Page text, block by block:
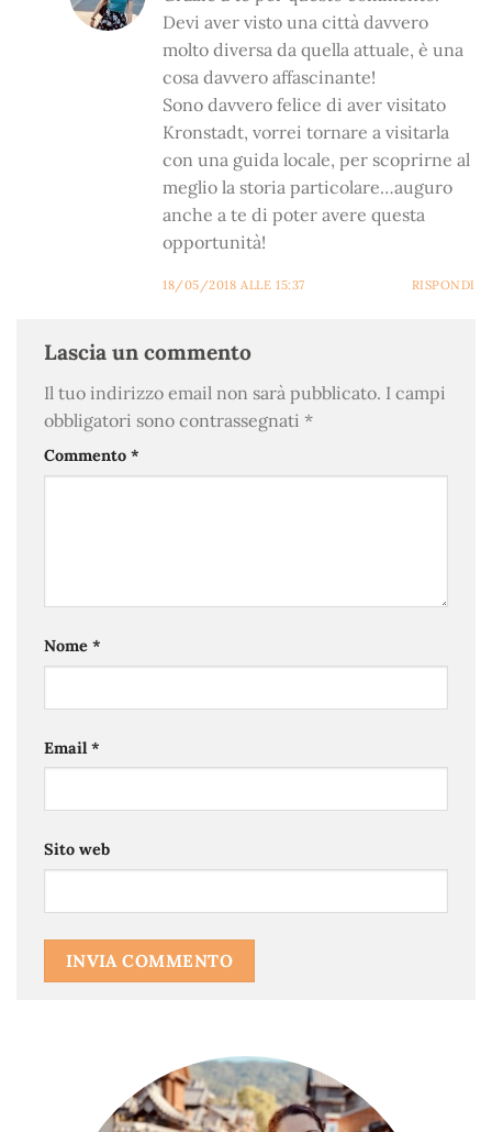
Devi aver visto una città davvero
molto diversa da quella attuale, è una
cosa davvero affascinante!
Sono davvero felice di aver visitato
Kronstadt, vorrei tornare a visitarla
con una guida locale, per scoprirne al
meglio la storia particolare…auguro
anche a te di poter avere questa
opportunità!
18/05/2018 ALLE 15:37 RISPONDI
Lascia un commento
Il tuo indirizzo email non sarà pubblicato. I campi
obbligatori sono contrassegnati *
Commento *
Nome *
Email*
Sito web